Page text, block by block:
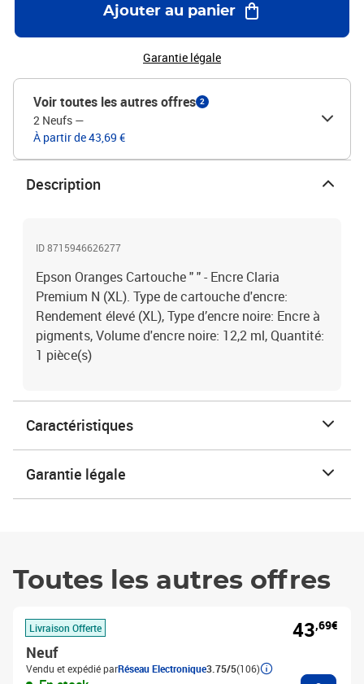
Ajouter au panier
Garantie légale
Voir toutes les autres offres 2
2 Neufs —
À partir de 43,69 €
Description
ID 8715946626277
Epson Oranges Cartouche " " - Encre Claria
Premium N (XL). Type de cartouche d'encre:
Rendement élevé (XL), Type d’encre noire: Encre à
pigments, Volume d'encre noire: 12,2 ml, Quantité:
1 pièce(s)
Caractéristiques
Garantie légale
Toutes les autres offres
Livraison Offerte
Neuf
Vendu et expédié parRéseau Electronique3.75/5(106)
43,69€